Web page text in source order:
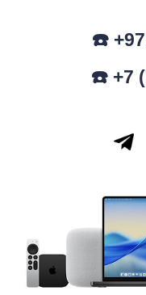
☎️
☎️ +7